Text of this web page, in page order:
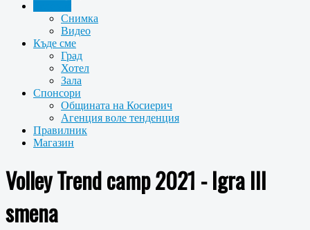
Снимка
Видео
Къде сме
Град
Хотел
Зала
Спонсори
Общината на Косиерич
Агенция воле тенденция
Правилник
Магазин
Volley Trend camp 2021 - Igra III
smena